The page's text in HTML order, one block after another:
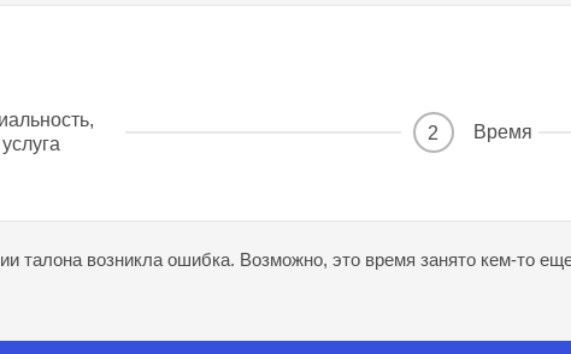
2 Время
талона возникла ошибка. Возможно, это время занято кем-то